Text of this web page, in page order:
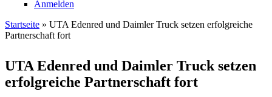
Anmelden
Sie sind hier
Startseite » UTA Edenred und Daimler Truck setzen erfolgreiche
Partnerschaft fort
UTA Edenred und Daimler Truck setzen
erfolgreiche Partnerschaft fort